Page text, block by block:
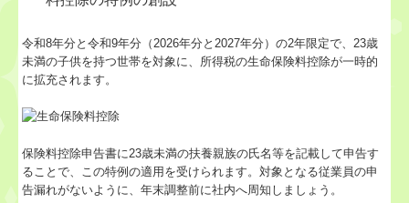
令和8年分と令和9年分（2026年分と2027年分）の2年限定で、23歳
未満の子供を持つ世帯を対象に、所得税の生命保険料控除が一時的
に拡充されます。
保険料控除申告書に23歳未満の扶養親族の氏名等を記載して申告す
ることで、この特例の適用を受けられます。対象となる従業員の申
告漏れがないように、年末調整前に社内へ周知しましょう。